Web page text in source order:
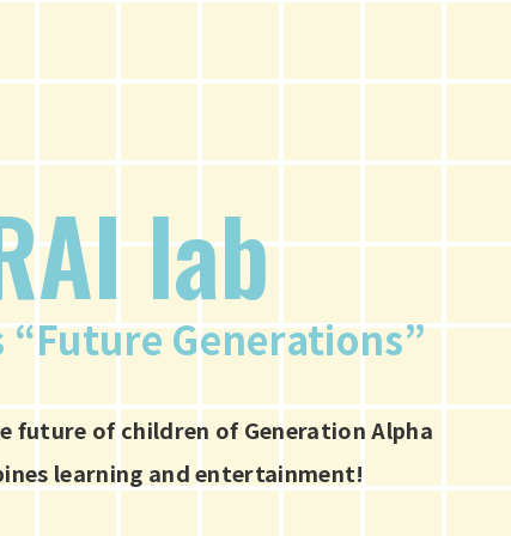
lab
Generations”
future of children of Generation Alpha
learning and entertainment!